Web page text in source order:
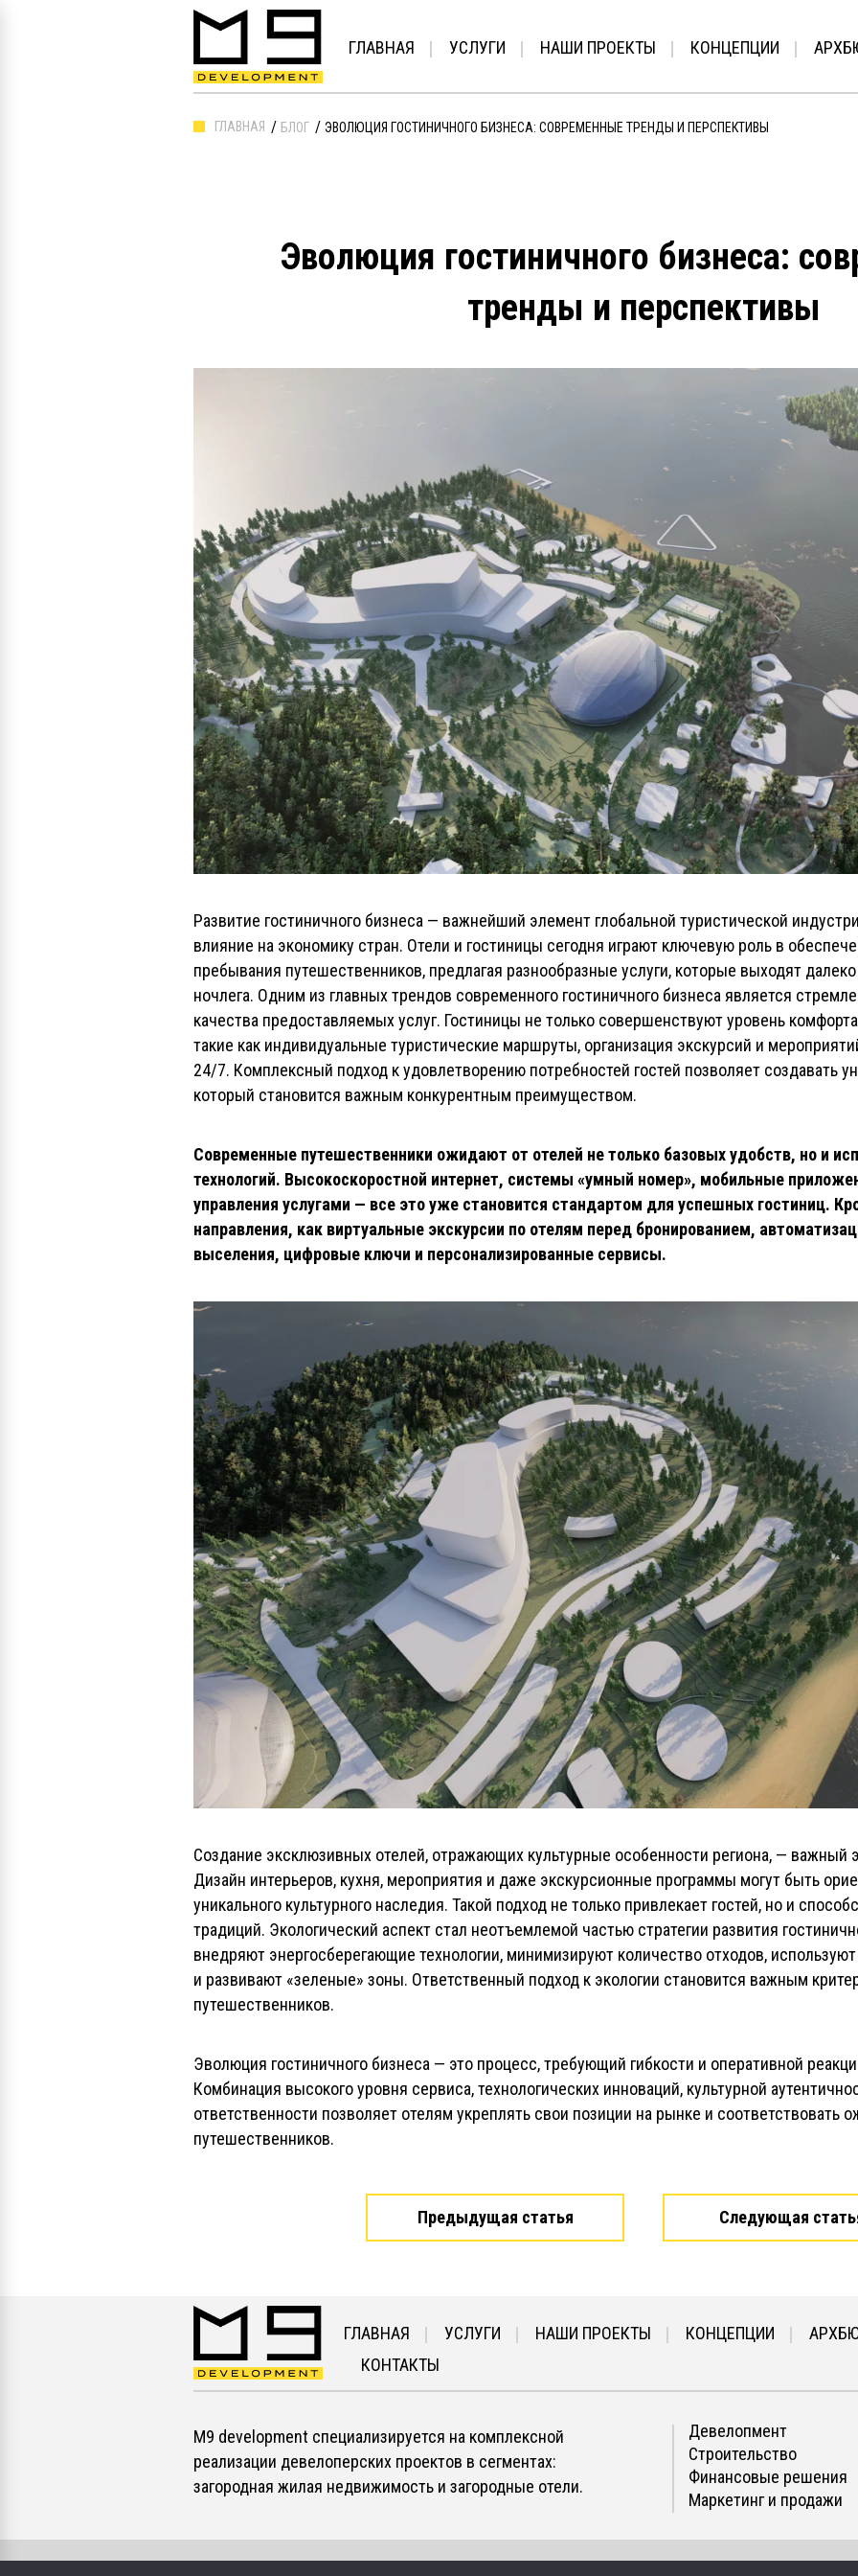
ГЛАВНАЯ УСЛУГИ НАШИ ПРОЕКТЫ КОНЦЕПЦИИ
ГЛАВНАЯ БЛОГ ЭВОЛЮЦИЯ ГОСТИНИЧНОГО БИЗНЕСА: СОВРЕМЕННЫЕ ТРЕНДЫ И ПЕРСПЕКТИВЫ
Эволюция гостиничного бизнеса:
тренды и перспективы
Развитие гостиничного бизнеса — важнейший элемент глобальной туристической
влияние на экономику стран. Отели и гостиницы сегодня играют ключевую роль в
пребывания путешественников, предлагая разнообразные услуги, которые выходят
ночлега. Одним из главных трендов современного гостиничного бизнеса является
качества предоставляемых услуг. Гостиницы не только совершенствуют уровень
такие как индивидуальные туристические маршруты, организация экскурсий и
24/7. Комплексный подход к удовлетворению потребностей гостей позволяет создавать
который становится важным конкурентным преимуществом.
Современные путешественники ожидают от отелей не только базовых удобств, но и
технологий. Высокоскоростной интернет, системы «умный номер», мобильные
управления услугами — все это уже становится стандартом для успешных гостиниц.
направления, как виртуальные экскурсии по отелям перед бронированием,
выселения, цифровые ключи и персонализированные сервисы.
Создание эксклюзивных отелей, отражающих культурные особенности региона, — важный
Дизайн интерьеров, кухня, мероприятия и даже экскурсионные программы могут быть
уникального культурного наследия. Такой подход не только привлекает гостей, но и
традиций. Экологический аспект стал неотъемлемой частью стратегии развития
внедряют энергосберегающие технологии, минимизируют количество отходов,
и развивают «зеленые» зоны. Ответственный подход к экологии становится важным
путешественников.
Эволюция гостиничного бизнеса — это процесс, требующий гибкости и оперативной
Комбинация высокого уровня сервиса, технологических инноваций, культурной
ответственности позволяет отелям укреплять свои позиции на рынке и
путешественников.
Предыдущая статья Следующая
ГЛАВНАЯ УСЛУГИ НАШИ ПРОЕКТЫ КОНЦЕПЦИИ
КОНТАКТЫ
М9 development cпециализируется на комплексной
реализации девелоперских проектов в сегментах:
загородная жилая недвижимость и загородные отели.
Девелопмент
Строительство
Финансовые решения
Маркетинг и продажи